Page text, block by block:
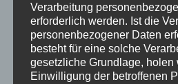
managerseminare
Dezemberausgabe eine
Consulting Group, für die
als 5000 Fach- und
Verarbeitung
erforderlich werden. Ist die
personenbezogener Daten
besteht für eine solche
gesetzliche Grundlage, holen
Einwilligung der betroffenen